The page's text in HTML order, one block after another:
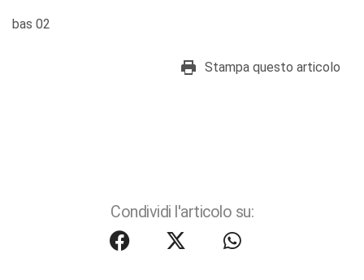
bas 02
Stampa questo articolo
Condividi l'articolo su: